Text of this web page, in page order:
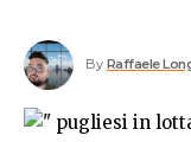
By Raffaele